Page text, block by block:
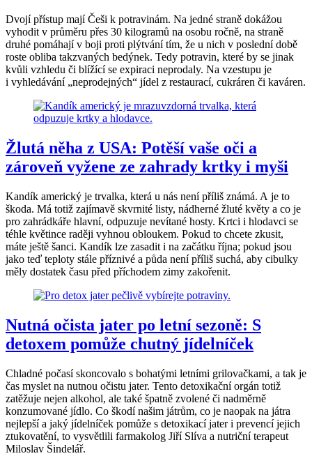
Dvojí přístup mají Češi k potravinám. Na jedné straně dokážou
vyhodit v průměru přes 30 kilogramů na osobu ročně, na straně
druhé pomáhají v boji proti plýtvání tím, že u nich v poslední době
roste obliba takzvaných bedýnek. Tedy potravin, které by se jinak
kvůli vzhledu či blížící se expiraci neprodaly. Na vzestupu je
i vyhledávání „neprodejných“ jídel z restaurací, cukráren či kaváren.
Žlutá něha z USA: Potěší vaše oči a
zároveň vyžene ze zahrady krtky i myši
Kandík americký je trvalka, která u nás není příliš známá. A je to
škoda. Má totiž zajímavě skvrnité listy, nádherné žluté květy a co je
pro zahrádkáře hlavní, odpuzuje nevítané hosty. Krtci i hlodavci se
téhle květince raději vyhnou obloukem. Pokud to chcete zkusit,
máte ještě šanci. Kandík lze zasadit i na začátku října; pokud jsou
jako teď teploty stále příznivé a půda není příliš suchá, aby cibulky
měly dostatek času před příchodem zimy zakořenit.
Nutná očista jater po letní sezoně: S
detoxem pomůže chutný jídelníček
Chladné počasí skoncovalo s bohatými letními grilovačkami, a tak je
čas myslet na nutnou očistu jater. Tento detoxikační orgán totiž
zatěžuje nejen alkohol, ale také špatně zvolené či nadměrně
konzumované jídlo. Co škodí našim játrům, co je naopak na játra
nejlepší a jaký jídelníček pomůže s detoxikací jater i prevencí jejich
ztukovatění, to vysvětlili farmakolog Jiří Slíva a nutriční terapeut
Miloslav Šindelář.